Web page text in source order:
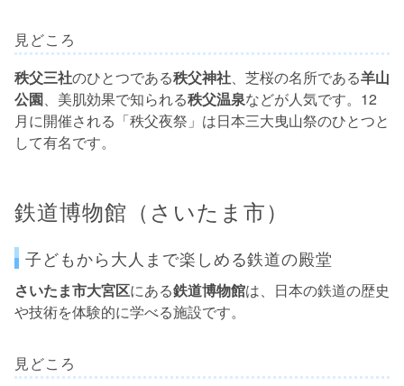
見どころ
秩父三社のひとつである秩父神社、芝桜の名所である羊山
公園、美肌効果で知られる秩父温泉などが人気です。12
月に開催される「秩父夜祭」は日本三大曳山祭のひとつと
して有名です。
鉄道博物館（さいたま市）
子どもから大人まで楽しめる鉄道の殿堂
さいたま市大宮区にある鉄道博物館は、日本の鉄道の歴史
や技術を体験的に学べる施設です。
見どころ